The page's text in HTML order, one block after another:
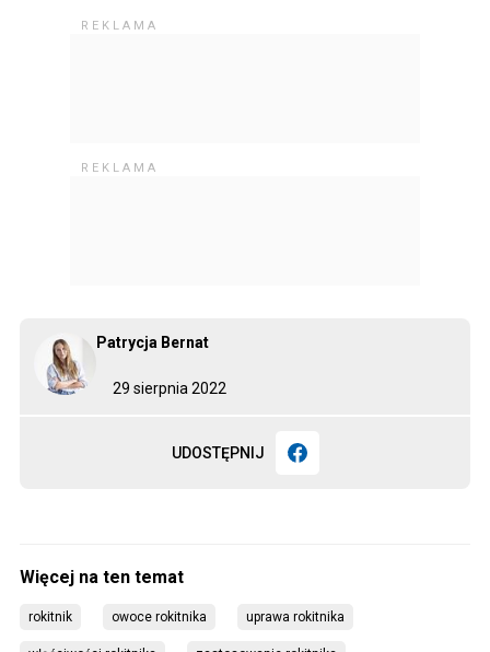
29 sierpnia 2022
Patrycja Bernat
UDOSTĘPNIJ
rokitnik owoce rokitnika uprawa rokitnika